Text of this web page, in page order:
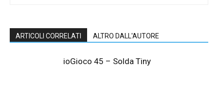
ARTICOLI CORRELATI ALTRO DALL'AUTORE
ioGioco 45 – Solda Tiny